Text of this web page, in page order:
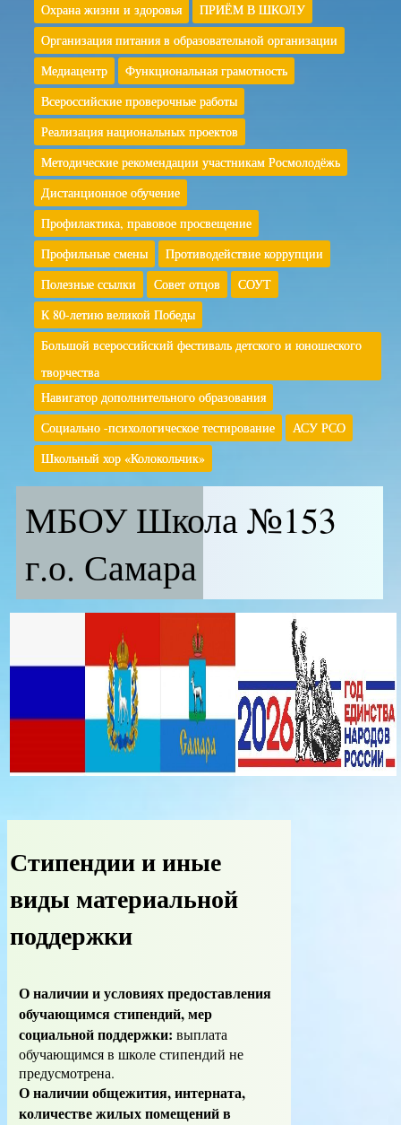
Охрана жизни и здоровья
ПРИЁМ В ШКОЛУ
Организация питания в образовательной организации
Медиацентр
Функциональная грамотность
Всероссийские проверочные работы
Реализация национальных проектов
Методические рекомендации участникам Росмолодёжь
Дистанционное обучение
Профилактика, правовое просвещение
Профильные смены
Противодействие коррупции
Полезные ссылки
Совет отцов
СОУТ
К 80-летию великой Победы
Большой всероссийский фестиваль детского и юношеского
творчества
Навигатор дополнительного образования
Социально -психологическое тестирование
АСУ РСО
Школьный хор «Колокольчик»
МБОУ Школа №153
г.о. Самара
Стипендии и иные
виды материальной
поддержки
О наличии и условиях предоставления
обучающимся стипендий, мер
социальной поддержки: выплата
обучающимся в школе стипендий не
предусмотрена.
О наличии общежития, интерната,
количестве жилых помещений в